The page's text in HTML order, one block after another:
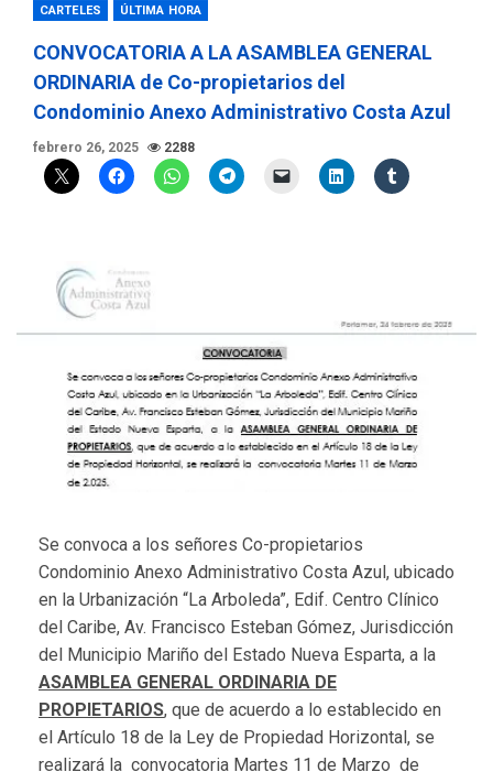
CARTELES ÚLTIMA HORA
CONVOCATORIA A LA ASAMBLEA GENERAL
ORDINARIA de Co-propietarios del
Condominio Anexo Administrativo Costa Azul
febrero 26, 2025 2288
Se convoca a los señores Co-propietarios
Condominio Anexo Administrativo Costa Azul, ubicado
en la Urbanización “La Arboleda”, Edif. Centro Clínico
del Caribe, Av. Francisco Esteban Gómez, Jurisdicción
del Municipio Mariño del Estado Nueva Esparta, a la
ASAMBLEA GENERAL ORDINARIA DE
PROPIETARIOS, que de acuerdo a lo establecido en
el Artículo 18 de la Ley de Propiedad Horizontal, se
realizará la convocatoria Martes 11 de Marzo de